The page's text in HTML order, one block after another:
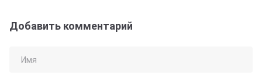
Добавить комментарий